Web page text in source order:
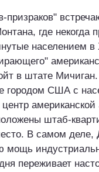
где некогда
населением
в штате
городом США с
штаб-
В самом деле,
мощь
переживает